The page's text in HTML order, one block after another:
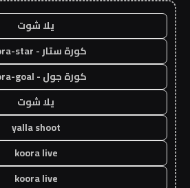
يلا شوت
كورة ستار - koora-star
كورة جول - koora-goal
يلا شوت
yalla shoot
koora live
koora live